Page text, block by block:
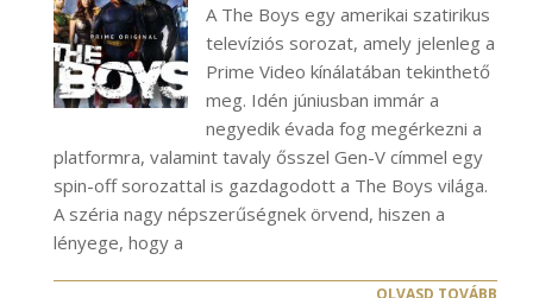
A The Boys egy amerikai szatirikus
televíziós sorozat, amely jelenleg a
Prime Video kínálatában tekinthető
meg. Idén júniusban immár a
negyedik évada fog megérkezni a
platformra, valamint tavaly ősszel Gen-V címmel egy
spin-off sorozattal is gazdagodott a The Boys világa.
A széria nagy népszerűségnek örvend, hiszen a
lényege, hogy a
OLVASD TOVÁBB